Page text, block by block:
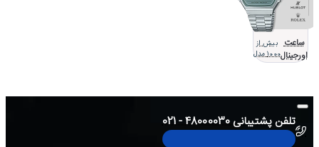
ساعت
اورجینال
بیش از
1000 مدل
تلفن پشتیبانی 48000030 - 021